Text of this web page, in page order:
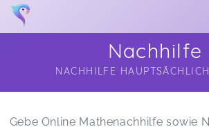
Nachhilfe
NACHHILFE
Gebe Online Mathenachhilfe sowie